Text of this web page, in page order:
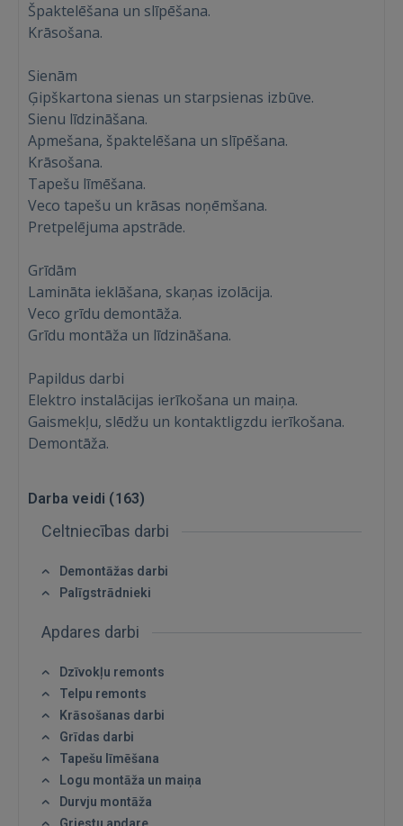
Ienākt
Aizmirsāt paroli?
Špaktelēšana un slīpēšana.
Krāsošana.
Sienām
Ģipškartona sienas un starpsienas izbūve.
Sienu līdzināšana.
Apmešana, špaktelēšana un slīpēšana.
Krāsošana.
Tapešu līmēšana.
Veco tapešu un krāsas noņēmšana.
Pretpelējuma apstrāde.
Grīdām
Lamināta ieklāšana, skaņas izolācija.
Veco grīdu demontāža.
Grīdu montāža un līdzināšana.
Papildus darbi
Elektro instalācijas ierīkošana un maiņa.
Gaismekļu, slēdžu un kontaktligzdu ierīkošana.
Demontāža.
Darba veidi (163)
Celtniecības darbi
Demontāžas darbi
Palīgstrādnieki
Apdares darbi
Dzīvokļu remonts
Telpu remonts
Krāsošanas darbi
Grīdas darbi
Tapešu līmēšana
Logu montāža un maiņa
Durvju montāža